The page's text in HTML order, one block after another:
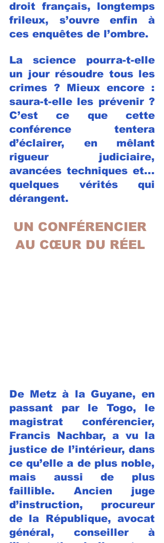
droit français, longtemps
frileux, s’ouvre enfin à
ces enquêtes de l’ombre.
La science pourra-t-elle
un jour résoudre tous les
crimes ? Mieux encore :
saura-t-elle les prévenir ?
C’est ce que cette
conférence tentera
d’éclairer, en mêlant
rigueur judiciaire,
avancées techniques et...
quelques vérités qui
dérangent.
UN CONFÉRENCIER
AU CŒUR DU RÉEL
De Metz à la Guyane, en
passant par le Togo, le
magistrat conférencier,
Francis Nachbar, a vu la
justice de l’intérieur, dans
ce qu’elle a de plus noble,
mais aussi de plus
faillible. Ancien juge
d’instruction, procureur
de la République, avocat
général, conseiller à